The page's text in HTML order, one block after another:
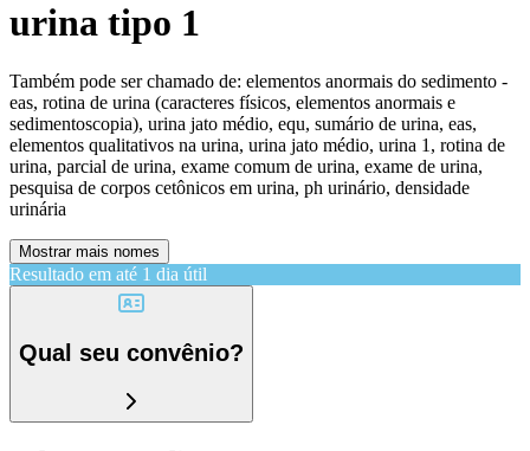
urina tipo 1
Também pode ser chamado de: elementos anormais do sedimento -
eas, rotina de urina (caracteres físicos, elementos anormais e
sedimentoscopia), urina jato médio, equ, sumário de urina, eas,
elementos qualitativos na urina, urina jato médio, urina 1, rotina de
urina, parcial de urina, exame comum de urina, exame de urina,
pesquisa de corpos cetônicos em urina, ph urinário, densidade
urinária
Mostrar mais nomes
Resultado em até 1 dia útil
Qual seu convênio?